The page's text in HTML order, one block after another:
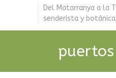
Del Matarranya a la
senderista y botánica.